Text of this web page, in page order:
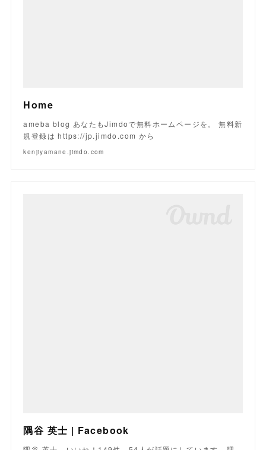
Home
ameba blog あなたもJimdoで無料ホームページを。 無料新
規登録は https://jp.jimdo.com から
kenjiyamane.jimdo.com
隅谷 英士 | Facebook